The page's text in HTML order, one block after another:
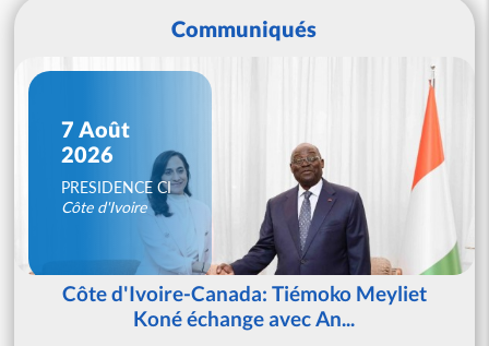
Communiqués
7 Août
2026
PRESIDENCE CI
Côte d'Ivoire
Côte d'Ivoire-Canada: Tiémoko Meyliet
Koné échange avec An...